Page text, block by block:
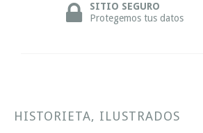
SITIO SEGURO
Protegemos tus datos
HISTORIETA, ILUSTRADOS